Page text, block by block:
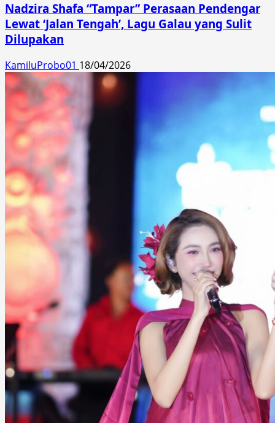
Nadzira Shafa “Tampar” Perasaan Pendengar
Lewat ‘Jalan Tengah’, Lagu Galau yang Sulit
Dilupakan
KamiluProbo01 18/04/2026